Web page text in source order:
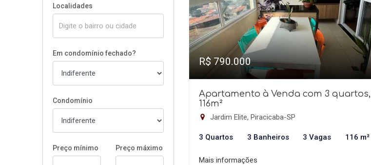
Localidades
Em condomínio fechado?
Condomínio
Preço mínimo Preço máximo
R$ 790.000
Apartamento à Venda com 3 quartos,
116m²
Jardim Elite, Piracicaba-SP
3 Quartos 3 Banheiros 3 Vagas 116 m²
Mais informações